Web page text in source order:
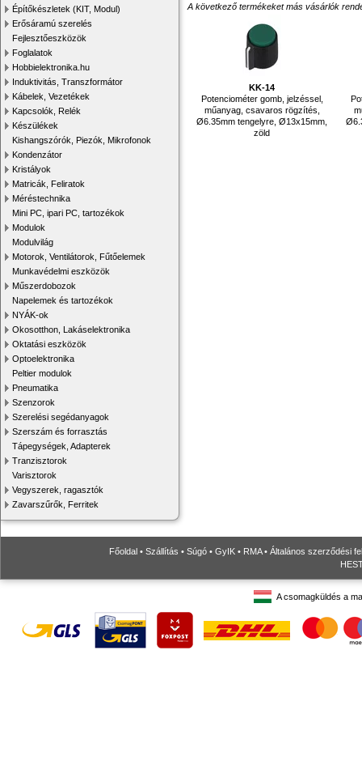
Építőkészletek (KIT, Modul)
Erősáramú szerelés
Fejlesztőeszközök
Foglalatok
Hobbielektronika.hu
Induktivitás, Transzformátor
Kábelek, Vezetékek
Kapcsolók, Relék
Készülékek
Kishangszórók, Piezók, Mikrofonok
Kondenzátor
Kristályok
Matricák, Feliratok
Méréstechnika
Mini PC, ipari PC, tartozékok
Modulok
Modulvilág
Motorok, Ventilátorok, Fűtőelemek
Munkavédelmi eszközök
Műszerdobozok
Napelemek és tartozékok
NYÁK-ok
Okosotthon, Lakáselektronika
Oktatási eszközök
Optoelektronika
Peltier modulok
Pneumatika
Szenzorok
Szerelési segédanyagok
Szerszám és forrasztás
Tápegységek, Adapterek
Tranzisztorok
Varisztorok
Vegyszerek, ragasztók
Zavarszűrők, Ferritek
A következő termékeket más vásárlók
KK-14
Potenciométer gomb, jelzéssel,
műanyag, csavaros rögzítés,
Ø6.35mm tengelyre, Ø13x15mm,
zöld
Főoldal • Szállítás • Súgó • GyIK • RMA• Általános szerződési
A csomagküldés a